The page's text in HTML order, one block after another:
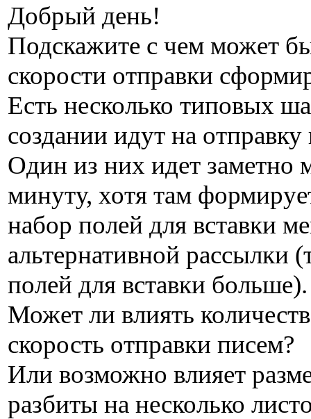
Добрый день!
Подскажите с чем может
скорости отправки
Есть несколько типовых
создании идут на
Один из них идет заметно
минуту, хотя там
набор полей для вставки
альтернативной рассылки
полей для вставки больше).
Может ли влиять
скорость отправки писем?
Или возможно влияет
разбиты на несколько